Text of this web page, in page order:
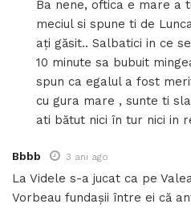
Ba nene, oftica e mare a
meciul si spune ti de
ați găsit.. Salbatici in ce
10 minute sa bubuit
spun ca egalul a fost
cu gura mare , sunte ti
ati bătut nici în tur nici in
Bbbb 3 ani ago
La Videle s-a jucat ca pe
Vorbeau fundașii între ei că